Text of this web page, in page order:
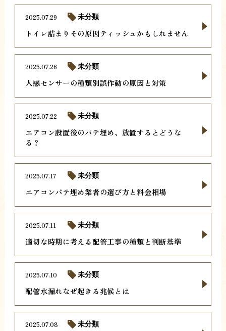
トイレ詰まりその原因ティッシュかもしれません
2025.07.29 未分類
人感センサーの種類別誤作動の原因と対策
2025.07.26 未分類
エアコン設置後のパテ埋め、放置するとどうな
る？
2025.07.22 未分類
エアコンパテ埋め業者の選び方と料金相場
2025.07.17 未分類
適切な時期に考える配管工事の種類と判断基準
2025.07.11 未分類
配管水漏れなぜ起きる兆候とは
2025.07.10 未分類
2025.07.08 未分類